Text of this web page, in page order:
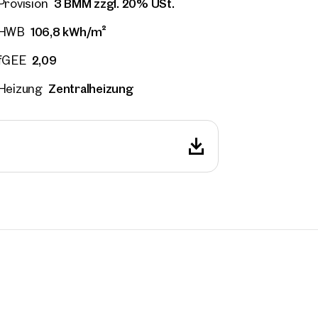
3 BMM zzgl. 20% USt.
106,8 kWh/m²
2,09
Zentralheizung
Adresse
(optional)
Service(optional)
die AGB und Datenschutzbestimmungen gelesen und erkläre mich damit
Direkte:r Ansprechpartner:in
Anrufen oder Rückruf vereinbaren